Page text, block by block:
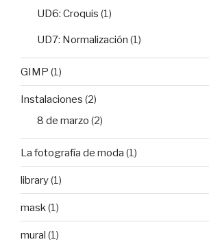
UD6: Croquis (1)
UD7: Normalización (1)
GIMP (1)
Instalaciones (2)
8 de marzo (2)
La fotografía de moda (1)
library(1)
mask(1)
mural (1)